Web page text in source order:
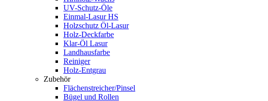
UV-Schutz-Öle
Einmal-Lasur HS
Holzschutz Öl-Lasur
Holz-Deckfarbe
Klar-Öl Lasur
Landhausfarbe
Reiniger
Holz-Entgrau
Zubehör
Flächenstreicher/Pinsel
Bügel und Rollen